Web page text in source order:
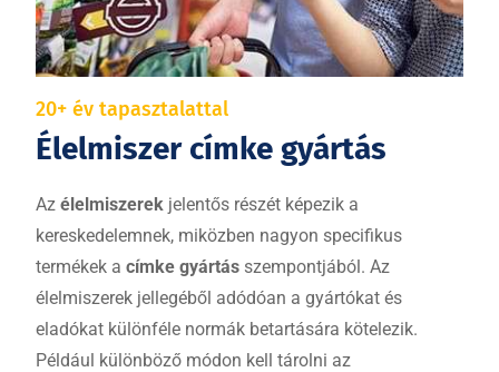
20+ év tapasztalattal
Élelmiszer címke gyártás
Azélelmiszerek jelentős részét képezik a
kereskedelemnek, miközben nagyon specifikus
termékek acímke gyártás szempontjából. Az
élelmiszerek jellegéből adódóan a gyártókat és
eladókat különféle normák betartására kötelezik.
Például különböző módon kell tárolni az